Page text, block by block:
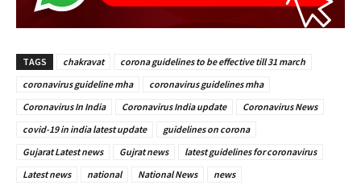
TAGS chakravat
corona guidelines to be effective till 31 march
coronavirus guideline mha
coronavirus guidelines mha
Coronavirus In India
Coronavirus India update
Coronavirus News
covid-19 in india latest update
guidelines on corona
Gujarat Latest news
Gujrat news
latest guidelines for coronavirus
Latest news
national National News news